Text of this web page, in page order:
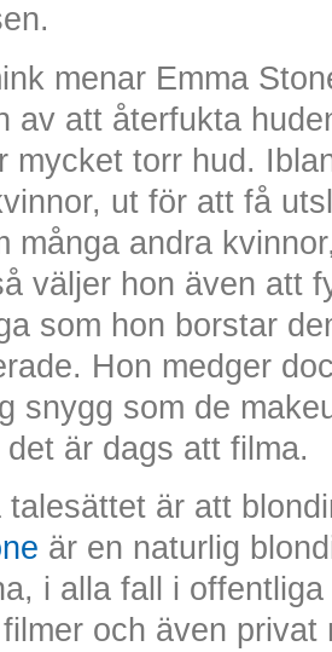
menar Emma
av att återfukta
mycket torr hud.
ut för att få
många andra
väljer hon även att
som hon borstar
Hon medger
snygg som de
det är dags att filma.
talesättet är att
är en naturlig
i alla fall i
och även